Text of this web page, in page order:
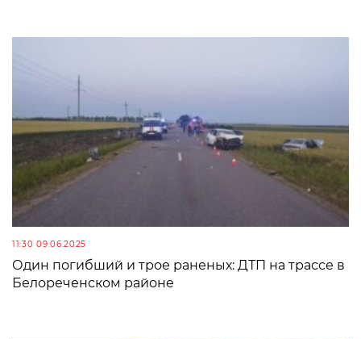
11:30 09.06.2025
Один погибший и трое раненых: ДТП на трассе в
Белореченском районе